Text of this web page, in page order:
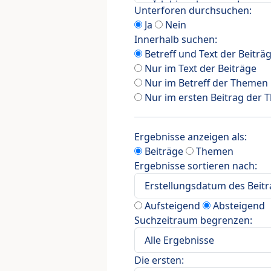
Unterforen durchsuchen:
Ja
Nein
Innerhalb suchen:
Betreff und Text der
Nur im Text der Beiträge
Nur im Betreff der Themen
Nur im ersten Beitrag der
Ergebnisse anzeigen als:
Beiträge
Themen
Ergebnisse sortieren nach:
Aufsteigend
Absteigend
Suchzeitraum begrenzen:
Die ersten: